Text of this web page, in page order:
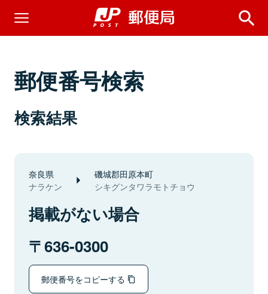
郵便番号検索
検索結果
奈良県
ナラケン
磯城郡田原本町
シキグンタワラモトチョウ
掲載がない場合
636-0300
郵便番号をコピーする